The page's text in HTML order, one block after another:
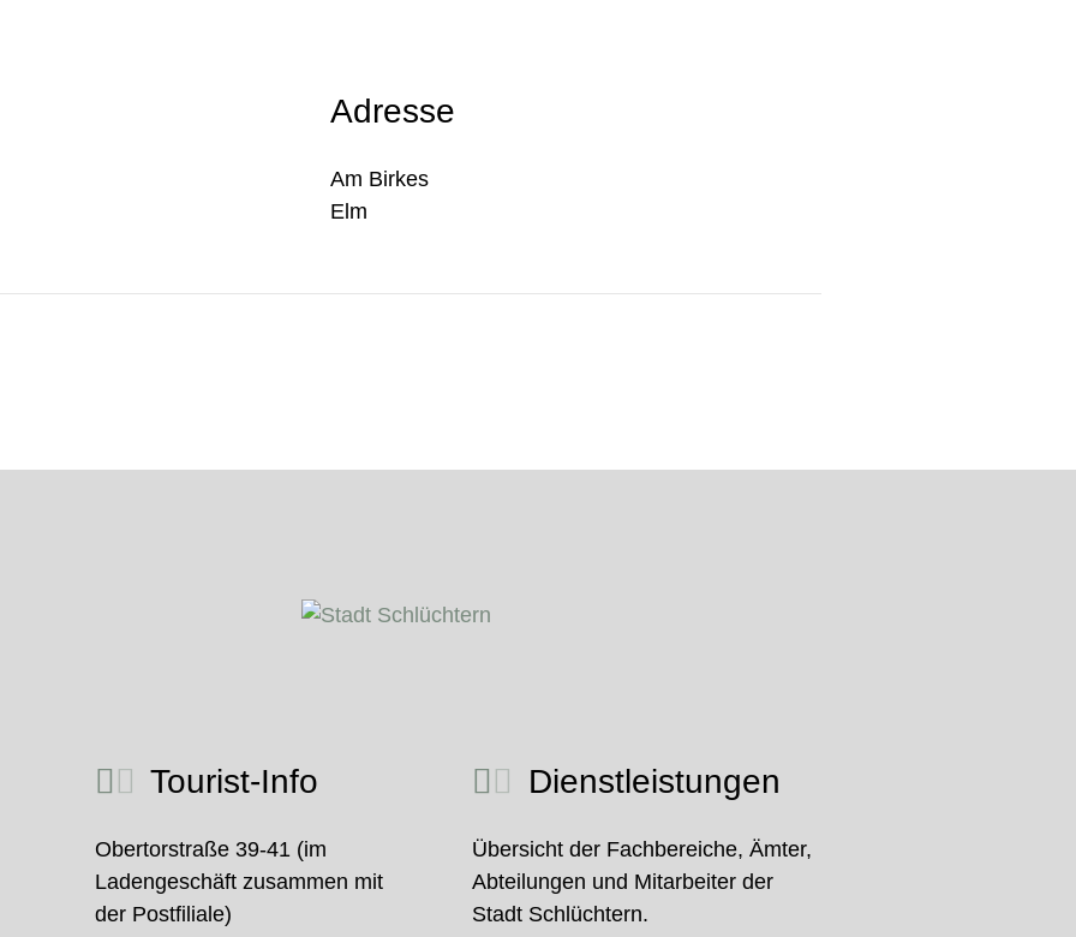
Adresse
Am Birkes
Elm
Tourist-Info
Obertorstraße 39-41 (im
Ladengeschäft zusammen mit
der Postfiliale)
Dienstleistungen
Übersicht der Fachbereiche, Ämter,
Abteilungen und Mitarbeiter der
Stadt Schlüchtern.